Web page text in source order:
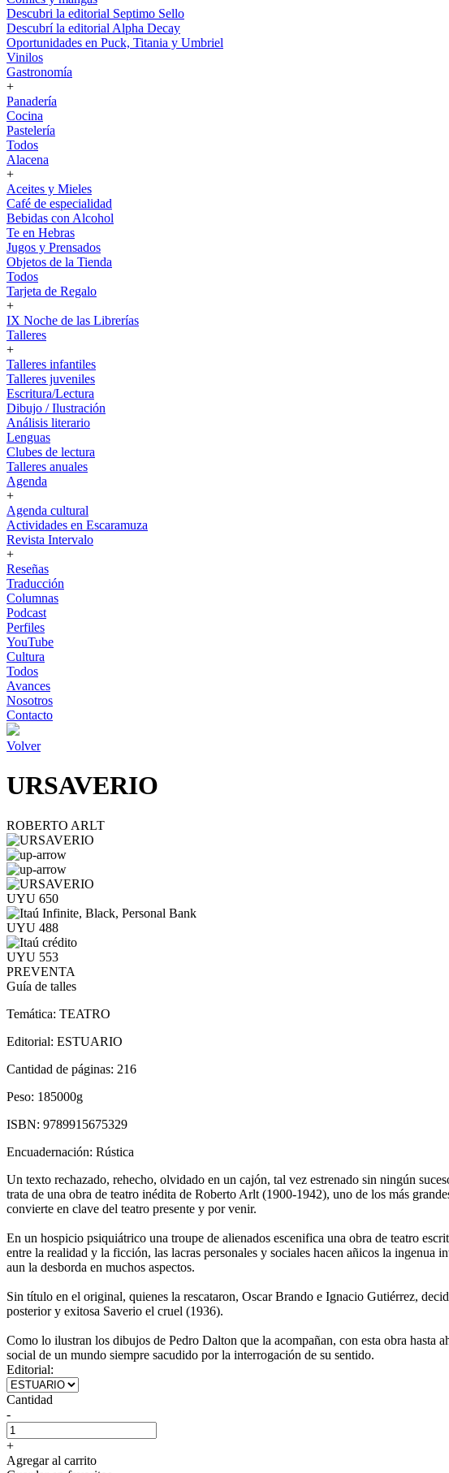
Descubri la editorial Septimo Sello
Descubrí la editorial Alpha Decay
Oportunidades en Puck, Titania y Umbriel
Vinilos
Gastronomía
+
Panadería
Cocina
Pastelería
Todos
Alacena
+
Aceites y Mieles
Café de especialidad
Bebidas con Alcohol
Te en Hebras
Jugos y Prensados
Objetos de la Tienda
Todos
Tarjeta de Regalo
+
IX Noche de las Librerías
Talleres
+
Talleres infantiles
Talleres juveniles
Escritura/Lectura
Dibujo / Ilustración
Análisis literario
Lenguas
Clubes de lectura
Talleres anuales
Agenda
+
Agenda cultural
Actividades en Escaramuza
Revista Intervalo
+
Reseñas
Traducción
Columnas
Podcast
Perfiles
YouTube
Cultura
Todos
Avances
Nosotros
Contacto
Volver
URSAVERIO
ROBERTO ARLT
UYU 650
UYU 488
UYU 553
PREVENTA
Guía de talles
Temática: TEATRO
Editorial: ESTUARIO
Cantidad de páginas: 216
Peso: 185000g
ISBN: 9789915675329
Encuadernación: Rústica
Un texto rechazado, rehecho, olvidado en un cajón, tal vez estrenado sin ningún
trata de una obra de teatro inédita de Roberto Arlt (1900-1942), uno de los más
convierte en clave del teatro presente y por venir.
En un hospicio psiquiátrico una troupe de alienados escenifica una obra de teatro
entre la realidad y la ficción, las lacras personales y sociales hacen añicos la ingenua
aun la desborda en muchos aspectos.
Sin título en el original, quienes la rescataron, Oscar Brando e Ignacio Gutiérrez,
posterior y exitosa Saverio el cruel (1936).
Como lo ilustran los dibujos de Pedro Dalton que la acompañan, con esta obra
social de un mundo siempre sacudido por la interrogación de su sentido.
Editorial:
Cantidad
-
+
Agregar al carrito